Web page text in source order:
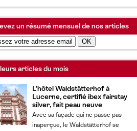
un résumé mensuel de nos articles
articles du mois
L’hôtel Waldstätterhof à
Lucerne, certifié ibex fairstay
silver, fait peau neuve
Avec sa façade qui ne passe pas
inaperçue, le Waldstätterhof se